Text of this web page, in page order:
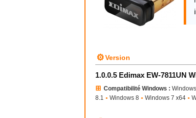
⚙Version
1.0.0.5 Edimax EW-7811UN
⊞ Compatibilité Windows :
8.1 • Windows 8 • Windows 7 x64 •